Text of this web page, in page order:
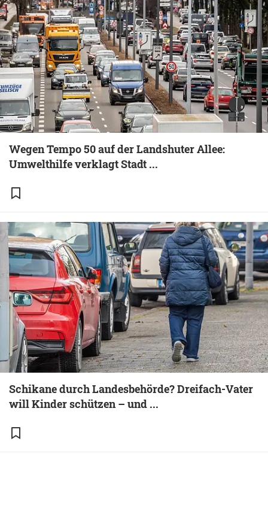
Wegen Tempo 50 auf der Landshuter Allee:
Umwelthilfe verklagt Stadt ...
Schikane durch Landesbehörde? Dreifach-Vater
will Kinder schützen – und ...